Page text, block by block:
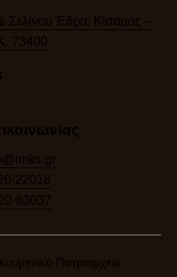
Σελίνου Έδρα: Κίσαμος –
73400
22018
83037
Πατριαρχείο